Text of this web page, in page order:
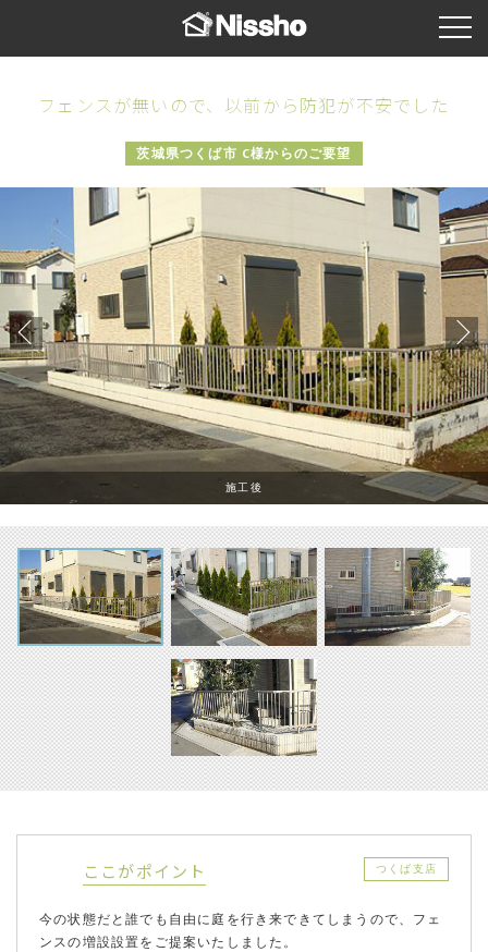
フェンスが無いので、以前から防犯が不安でした
茨城県つくば市 C様からのご要望
施工後
ここがポイント つくば支店
今の状態だと誰でも自由に庭を行き来できてしまうので、フェ
ンスの増設設置をご提案いたしました。